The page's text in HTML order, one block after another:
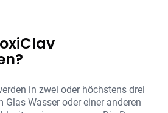
in zwei oder höchstens drei
Glas Wasser oder einer anderen